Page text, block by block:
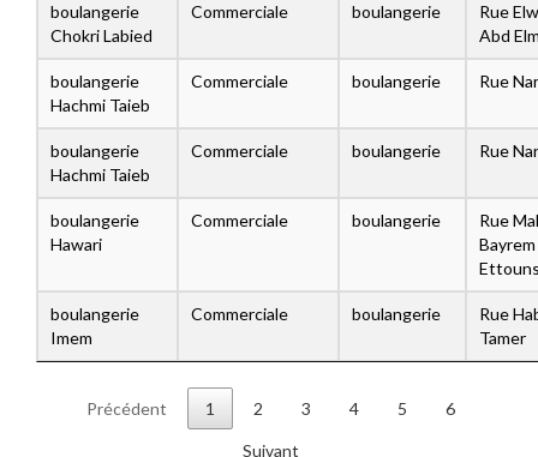
boulangerie
Chokri Labied
Commerciale boulangerie
Rue
Abd
boulangerie
Hachmi Taieb
Commerciale boulangerie Rue
boulangerie
Hachmi Taieb
Commerciale boulangerie Rue
boulangerie
Hawari
Commerciale boulangerie
Rue
Bayrem
boulangerie
Imem
Commerciale boulangerie
Rue
Tamer
Précédent 1 2 3 4 5 6
Suivant